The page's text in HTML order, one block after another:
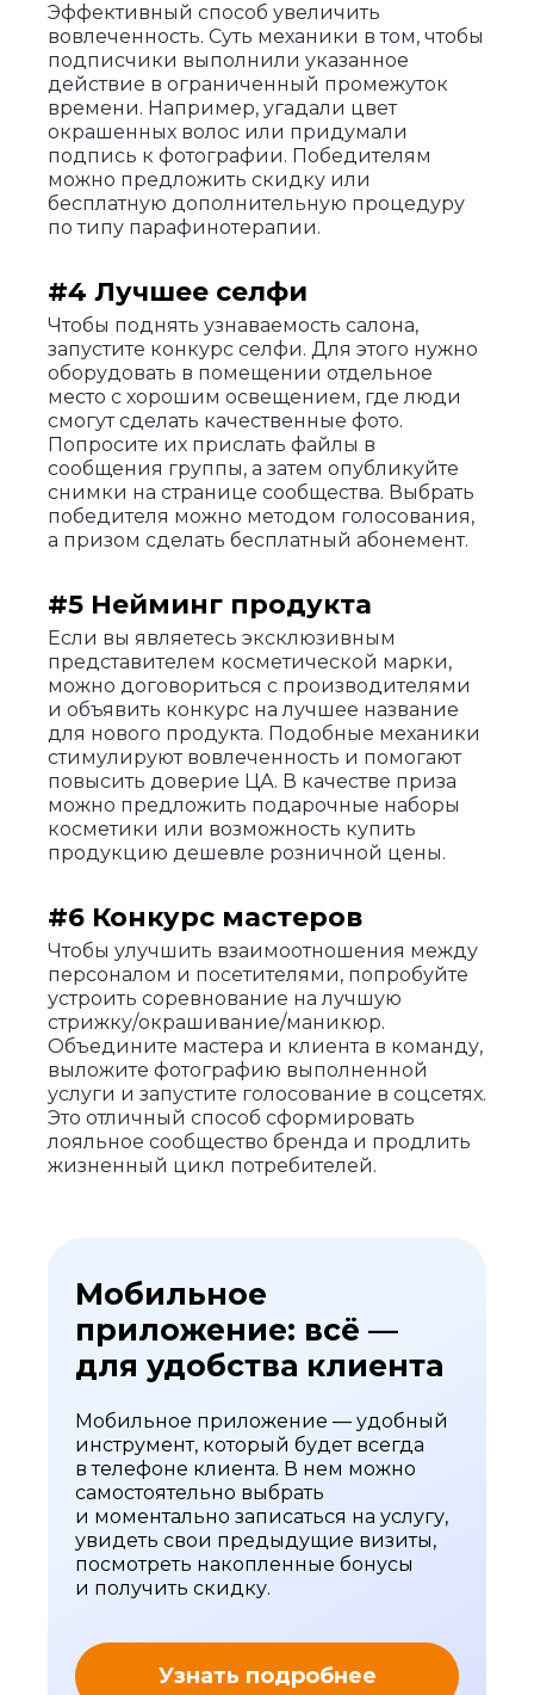
Эффективный способ увеличить
вовлеченность. Суть механики в том, чтобы
подписчики выполнили указанное
действие в ограниченный промежуток
времени. Например, угадали цвет
окрашенных волос или придумали
подпись к фотографии. Победителям
можно предложить скидку или
бесплатную дополнительную процедуру
по типу парафинотерапии.
#4 Лучшее селфи
Чтобы поднять узнаваемость салона,
запустите конкурс селфи. Для этого нужно
оборудовать в помещении отдельное
место с хорошим освещением, где люди
смогут сделать качественные фото.
Попросите их прислать файлы в
сообщения группы, а затем опубликуйте
снимки на странице сообщества. Выбрать
победителя можно методом голосования,
а призом сделать бесплатный абонемент.
#5 Нейминг продукта
Если вы являетесь эксклюзивным
представителем косметической марки,
можно договориться с производителями
и объявить конкурс на лучшее название
для нового продукта. Подобные механики
стимулируют вовлеченность и помогают
повысить доверие ЦА. В качестве приза
можно предложить подарочные наборы
косметики или возможность купить
продукцию дешевле розничной цены.
#6 Конкурс мастеров
Чтобы улучшить взаимоотношения между
персоналом и посетителями, попробуйте
устроить соревнование на лучшую
стрижку/окрашивание/маникюр.
Объедините мастера и клиента в команду,
выложите фотографию выполненной
услуги и запустите голосование в соцсетях.
Это отличный способ сформировать
лояльное сообщество бренда и продлить
жизненный цикл потребителей.
Мобильное
приложение: всё —
для удобства клиента
Мобильное приложение — удобный
инструмент, который будет всегда
в телефоне клиента. В нем можно
самостоятельно выбрать
и моментально записаться на услугу,
увидеть свои предыдущие визиты,
посмотреть накопленные бонусы
и получить скидку.
Узнать подробнее